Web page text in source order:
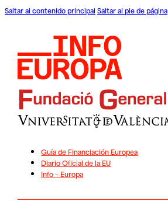
Saltar al contenido principal Saltar al pie de página
Guía de Financiación Europea
Diario Oficial de la EU
Info – Europa